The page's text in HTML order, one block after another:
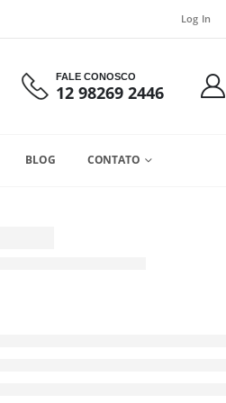
Log In
FALE CONOSCO
12 98269 2446
BLOG CONTATO